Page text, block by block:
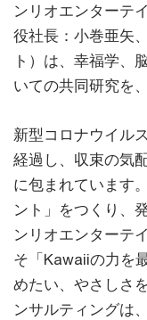
ンリオエンターテ
役社長：小巻亜矢
ト）は、幸福学、
いての共同研究を
新型コロナウイル
経過し、収束の気
に包まれています
ント」をつくり、
ンリオエンターテ
そ「Kawaiiの力を
めたい、やさしさ
ンサルティングは